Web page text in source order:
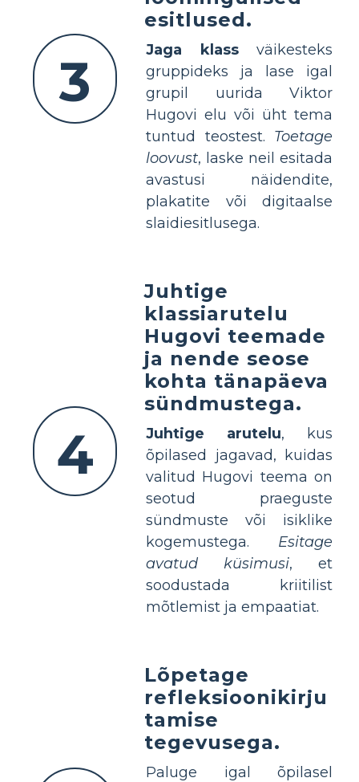
3
esitlused.
Jaga klassväikesteks
gruppideks ja lase igal
grupil uurida Viktor
Hugovi elu või üht tema
tuntud teostest. Toetage
loovust, laske neil esitada
avastusi näidendite,
plakatite või digitaalse
slaidiesitlusega.
4
Juhtige
klassiarutelu
Hugovi teemade
ja nende seose
kohta tänapäeva
sündmustega.
Juhtige arutelu, kus
õpilased jagavad, kuidas
valitud Hugovi teema on
seotud praeguste
sündmuste või isiklike
kogemustega. Esitage
avatud küsimusi, et
soodustada kriitilist
mõtlemist ja empaatiat.
Lõpetage
refleksioonikirju
tamise
tegevusega.
Paluge igal õpilasel